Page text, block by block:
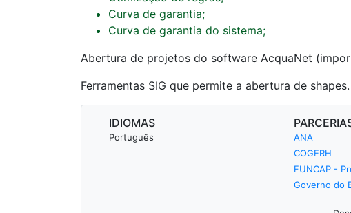
Curva de garantia;
Curva de garantia do sistema;
Abertura de projetos do software AcquaNet
Ferramentas SIG que permite a abertura de shapes.
IDIOMAS
Português
ANA
COGERH
FUNCAP -
Governo do